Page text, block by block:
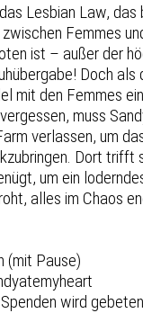
Lesbian Law, das
Femmes
ist – außer der
Doch als
mit den Femmes
muss
verlassen, um
Dort trifft
um ein
alles im Chaos
(mit Pause)
wird gebeten